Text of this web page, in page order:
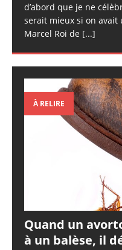
d’abord que je ne
serait mieux si on avait
Marcel Roi de [...]
À RELIRE
Quand un
à un balèse, il